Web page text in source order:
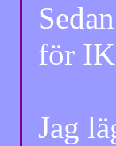
för
Jag